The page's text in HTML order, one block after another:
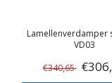
Lamellenverdamper
VD03
€340,65